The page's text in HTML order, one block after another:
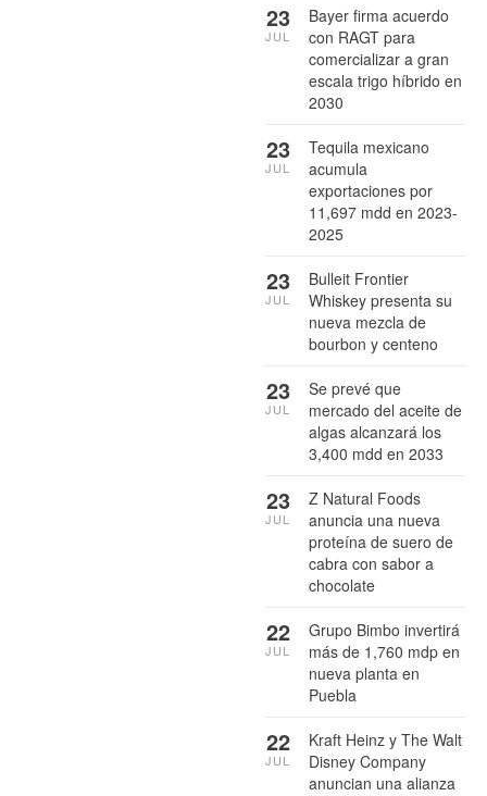
Bayer firma acuerdo
con RAGT para
comercializar a gran
escala trigo híbrido en
2030
23
JUL
Tequila mexicano
acumula
exportaciones por
11,697 mdd en 2023-
2025
23
JUL
Bulleit Frontier
Whiskey presenta su
nueva mezcla de
bourbon y centeno
23
JUL
Se prevé que
mercado del aceite de
algas alcanzará los
3,400 mdd en 2033
23
JUL
Z Natural Foods
anuncia una nueva
proteína de suero de
cabra con sabor a
chocolate
23
JUL
Grupo Bimbo invertirá
más de 1,760 mdp en
nueva planta en
Puebla
22
JUL
Kraft Heinz y The Walt
Disney Company
anuncian una alianza
22
JUL